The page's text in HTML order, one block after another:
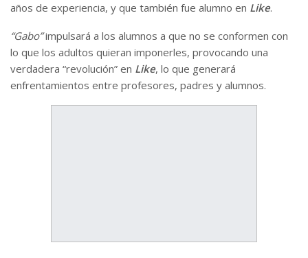
años de experiencia, y que también fue alumno en Like.
“Gabo”impulsará a los alumnos a que no se conformen con
lo que los adultos quieran imponerles, provocando una
verdadera “revolución” en Like, lo que generará
enfrentamientos entre profesores, padres y alumnos.